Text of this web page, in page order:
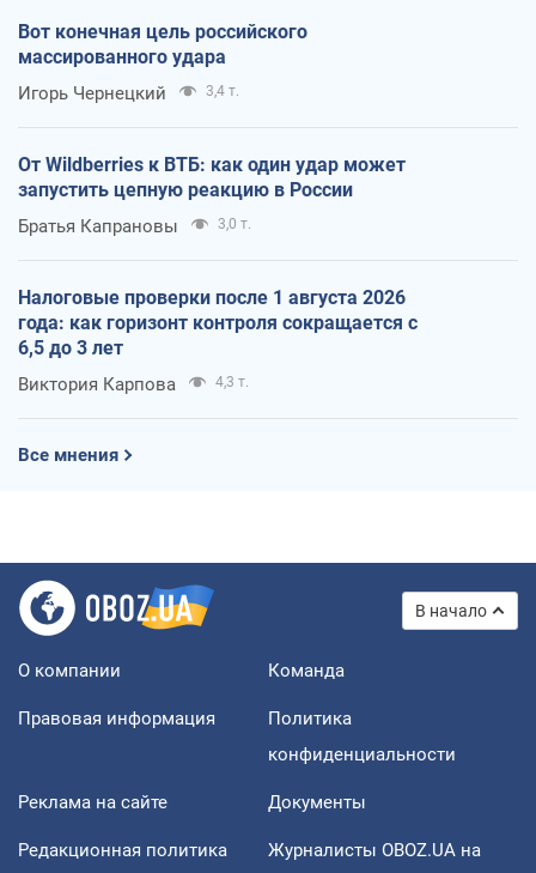
Вот конечная цель российского
массированного удара
Игорь Чернецкий 3,4 т.
От Wildberries к ВТБ: как один удар может
запустить цепную реакцию в России
Братья Капрановы 3,0 т.
Налоговые проверки после 1 августа 2026
года: как горизонт контроля сокращается с
6,5 до 3 лет
Виктория Карпова 4,3 т.
Все мнения
В начало
О компании Команда
Правовая информация
Политика
конфиденциальности
Реклама на сайте Документы
Редакционная политика
Журналисты OBOZ.UA на